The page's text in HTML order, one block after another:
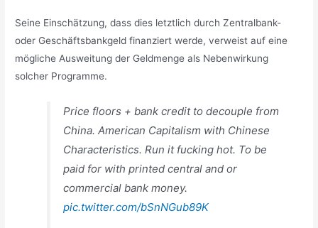
Seine Einschätzung, dass dies letztlich durch Zentralbank-
oder Geschäftsbankgeld finanziert werde, verweist auf eine
mögliche Ausweitung der Geldmenge als Nebenwirkung
solcher Programme.
Price floors + bank credit to decouple from
China. American Capitalism with Chinese
Characteristics. Run it fucking hot. To be
paid for with printed central and or
commercial bank money.
pic.twitter.com/bSnNGub89K